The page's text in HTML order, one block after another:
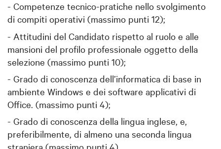
- Competenze tecnico-pratiche nello svolgimento
di compiti operativi (massimo punti 12);
- Attitudini del Candidato rispetto al ruolo e alle
mansioni del profilo professionale oggetto della
selezione (massimo punti 10);
- Grado di conoscenza dell’informatica di base in
ambiente Windows e dei software applicativi di
Office. (massimo punti 4);
- Grado di conoscenza della lingua inglese, e,
preferibilmente, di almeno una seconda lingua